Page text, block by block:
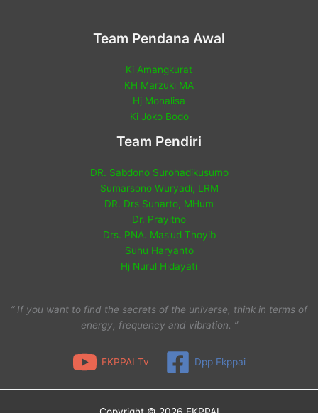
Team Pendana Awal
Ki Amangkurat
KH Marzuki MA
Hj Monalisa
Ki Joko Bodo
Team Pendiri
DR. Sabdono Surohadikusumo
Sumarsono Wuryadi, LRM
DR. Drs Sunarto, MHum
Dr. Prayitno
Drs. PNA. Mas’ud Thoyib
Suhu Haryanto
Hj Nurul Hidayati
“ If you want to find the secrets of the universe, think in terms of
energy, frequency and vibration. ”
FKPPAI Tv Dpp Fkppai